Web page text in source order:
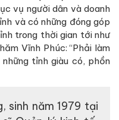
vụ người dân và doanh
và có những đóng góp
trong thời gian tới như
Vĩnh Phúc: “Phải làm
tỉnh giàu có, phồn
sinh năm 1979 tại